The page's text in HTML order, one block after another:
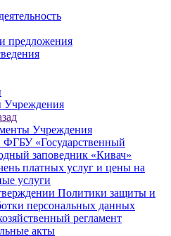
предложения
Учреждения
Учреждения
ФГБУ «Государственный
заповедник «Кивач»
платных услуг и цены на
услуги
Политики защиты и
персональных данных
регламент
акты